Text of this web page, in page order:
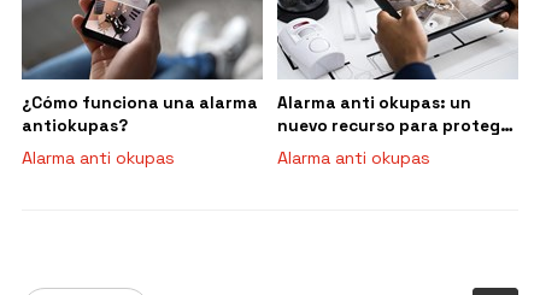
¿Cómo funciona una alarma
antiokupas?
Alarma anti okupas
Alarma anti okupas: un
nuevo recurso para proteger
tu vivienda
Alarma anti okupas